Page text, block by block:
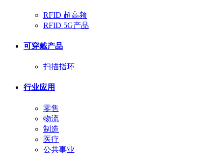
RFID 超高频
RFID 5G产品
可穿戴产品
扫描指环
行业应用
零售
物流
制造
医疗
公共事业